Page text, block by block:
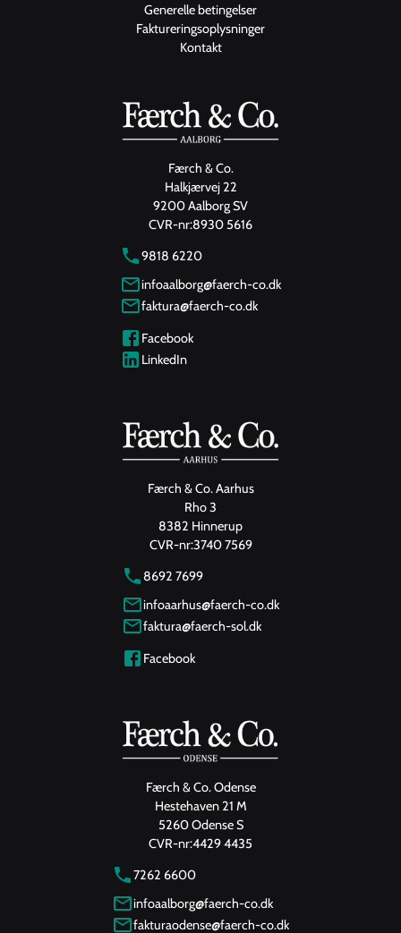
Generelle betingelser
Faktureringsoplysninger
Kontakt
Færch & Co.
Halkjærvej 22
9200 Aalborg SV
CVR-nr:8930 5616
9818 6220
infoaalborg@faerch-co.dk
faktura@faerch-co.dk
Facebook
LinkedIn
Færch & Co. Aarhus
Rho 3
8382 Hinnerup
CVR-nr:3740 7569
8692 7699
infoaarhus@faerch-co.dk
faktura@faerch-sol.dk
Facebook
Færch & Co. Odense
Hestehaven 21 M
5260 Odense S
CVR-nr:4429 4435
7262 6600
infoaalborg@faerch-co.dk
fakturaodense@faerch-co.dk